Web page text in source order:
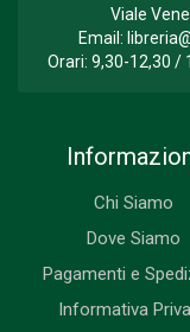
Viale
Email:
Orari: 9,30-12,30 /
Chi Siamo
Dove Siamo
Pagamenti e
Informativa